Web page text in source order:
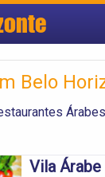
Belo
Vila Árabe